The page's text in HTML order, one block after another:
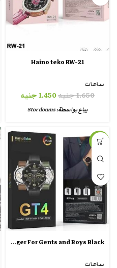
Haino teko RW-21
ساعات
1.650جنيه1.450جنيه
يباع بواسطة:Stor doums
-19%
HainoTeko Germany Haino Teko RW44 Round Screen AMOLED Display Smart Watch With 3 Pair Straps and Wireless Charger For Gents and Boys Black
ساعات